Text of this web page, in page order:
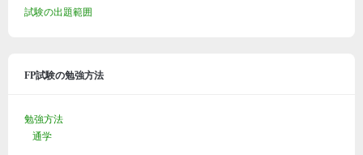
試験の出題範囲
FP試験の勉強方法
勉強方法
通学